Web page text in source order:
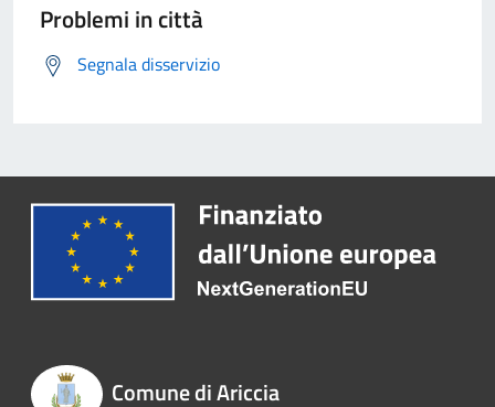
Problemi in città
Segnala disservizio
Comune di Ariccia